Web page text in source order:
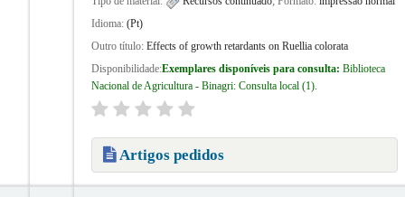
Idioma: (Pt)
Outro título: Effects of growth retardants on Ruellia colorata
Disponibilidade:Exemplares disponíveis para consulta: Biblioteca
Nacional de Agricultura - Binagri: Consulta local (1).
Artigos pedidos